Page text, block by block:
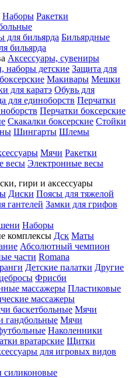
Наборы Ракетки
для бильярда Бильярдные
бильярда
Аксессуары, сувениры
наборы детские Защита для
Макивары Мешки
для каратэ Обувь для
для единоборств Перчатки
Перчатки боксерские
Скакалки боксерские Стойки
Шингарты Шлемы
Мячи Ракетки
весы Электронные весы
гири и аксессуары
Диски Поясы для тяжелой
гантелей Замки для грифов
Наборы
комплексы Дск Маты
Абсолютный чемпион
части Romana
Детские палатки Другие
Фрисби
массажеры Пластиковые
массажеры
баскетбольные Мячи
гандбольные Мячи
Наколенники
вратарские Щитки
для игровых видов
силиконовые